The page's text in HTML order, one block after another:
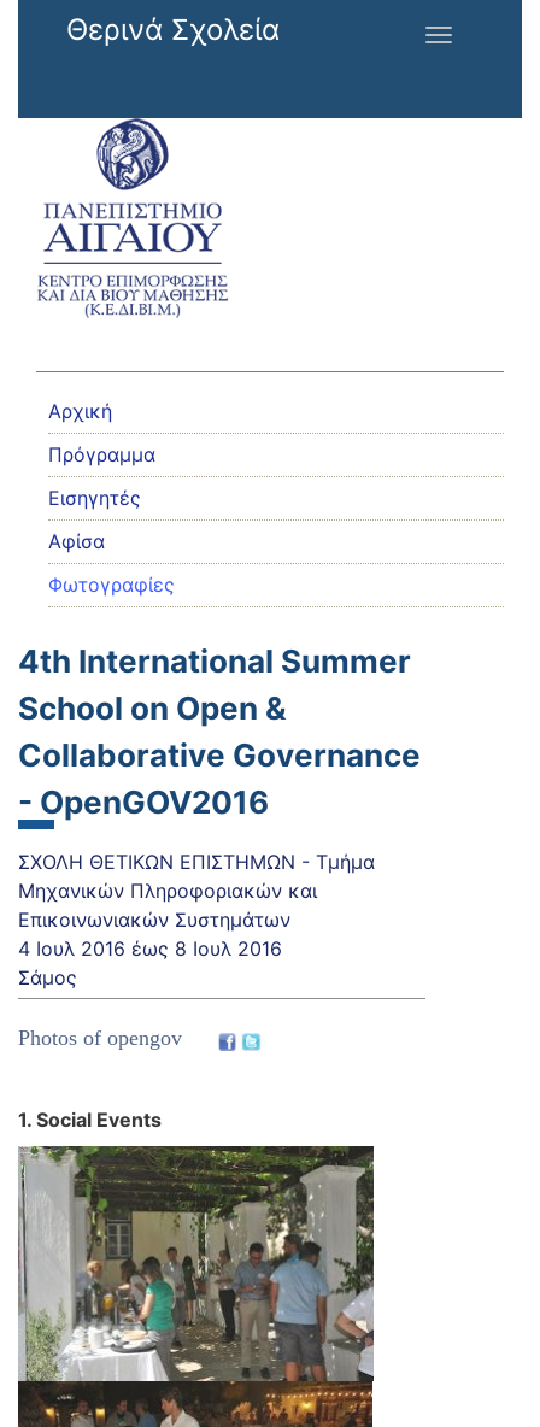
Παράκαμψη προς το κυρίως περιεχόμενο
Θερινά Σχολεία
Toggle
Αρχική
Πρόγραμμα
Εισηγητές
Αφίσα
Φωτογραφίες
4th International Summer
School on Open &
Collaborative Governance
- OpenGOV2016
ΣΧΟΛΗ ΘΕΤΙΚΩΝ ΕΠΙΣΤΗΜΩΝ - Τμήμα
Μηχανικών Πληροφοριακών και
Επικοινωνιακών Συστημάτων
4 Ιουλ 2016 έως 8 Ιουλ 2016
Σάμος
Photos of opengov
1. Social Events